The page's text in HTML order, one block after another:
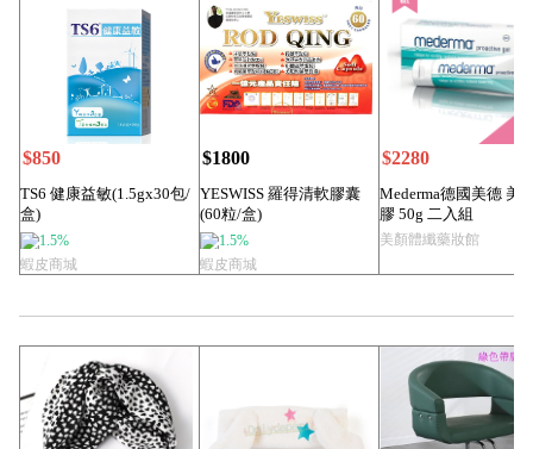
$850
TS6 健康益敏(1.5gx30包/
盒)
1.5%
蝦皮商城
$1800
YESWISS 羅得清軟膠囊
(60粒/盒)
1.5%
蝦皮商城
$2280
Mederma德國美德 美
膠 50g 二入組
美顏體纖藥妝館